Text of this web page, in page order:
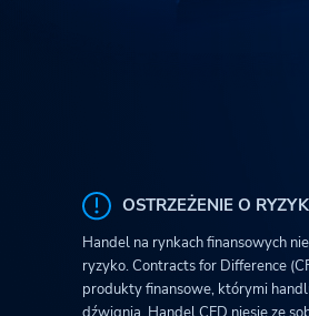
OSTRZEŻENIE O
Handel na rynkach finansowych
ryzyko. Contracts for Difference
produkty finansowe, którymi